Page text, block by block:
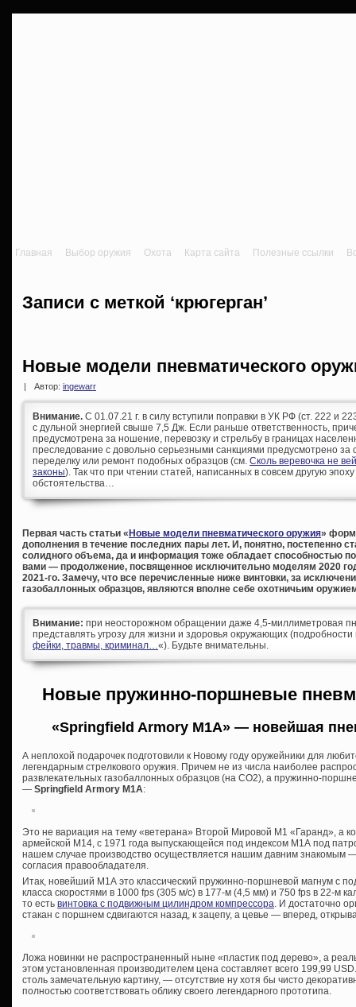
Главная Выбор оружия Охота Карта сайта Полезные ссылки
Записи с меткой ‘крюгерган’
Новые модели пневматического
Автор: ingewarr
Внимание. С 01.07.21 г. в силу вступили поправки в УК РФ (ст. 222 и
с дульной энергией свыше 7,5 Дж. Если раньше ответственность,
предусмотрена за ношение, перевозку и стрельбу в границах
преследование с довольно серьезными санкциями предусмотрено за
переделку или ремонт подобных образцов (см. Сколь веревочка не
законы). Так что при чтении статей, написанных в совсем другую
обстоятельства…
Первая часть статьи « Новые модели пневматического оружия»
дополнения в течение последних пары лет. И, понятно, постепенно
солидного объема, да и информация тоже обладает способностью
вами — продолжение, посвященное исключительно моделям 2020
2021-го. Замечу, что все перечисленные ниже винтовки, за
газобаллонных образцов, являются вполне себе охотничьим
Внимание: при неосторожном обращении даже 4,5-миллиметровая
представлять угрозу для жизни и здоровья окружающих (подробности
фейки, травмы, криминал…«). Будьте внимательны.
Новые пружинно-поршневые
«Springfield Armory M1A» — новейшая п
А неплохой подарочек подготовили к Новому году оружейники для
легендарным стрелкового оружия. Причем не из числа наиболее
развлекательных газобаллонных образцов (на СО2), а пружинно-
— Springfield Armory M1A:
Это не вариация на тему «ветерана» Второй Мировой М1 «Гаранд», а
армейской М14, с 1971 года выпускающейся под индексом М1А под
нашем случае производство осуществляется нашим давним знакомым
согласия правообладателя.
Итак, новейший М1А это классический пружинно-поршневой магнум с
класса скоростями в 1000 fps (305 м/с) в 177-м (4,5 мм) и 750 fps в 22-м
то есть винтовка с подвижным цилиндром компрессора . И достаточно
стакан с поршнем сдвигаются назад, к зацепу, а цевье — вперед,
Ложа новинки не распространенный ныне «пластик под дерево», а
этом установленная производителем цена составляет всего 199,99
столь замечательную картину, — отсутствие ну хотя бы чисто
полностью соответствовать облику своего легендарного прототипа.